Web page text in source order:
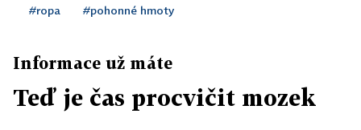
#ropa #pohonné hmoty
Informace už máte
Teď je čas procvičit mozek